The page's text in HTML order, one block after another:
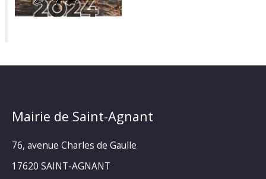
Mairie de Saint-Agnant
76, avenue Charles de Gaulle
17620 SAINT-AGNANT